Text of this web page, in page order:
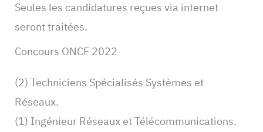
Seules les candidatures reçues via internet
seront traitées.
Concours ONCF 2022
(2) Techniciens Spécialisés Systèmes et
Réseaux.
(1) Ingénieur Réseaux et Télécommunications.